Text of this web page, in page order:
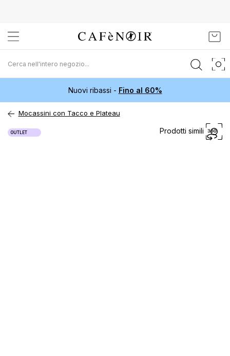
al
contenuto
Nuovi ribassi - Fino al 60%
Mocassini con Tacco e Plateau
Prodotti simili
Vai
alla
OUTLET